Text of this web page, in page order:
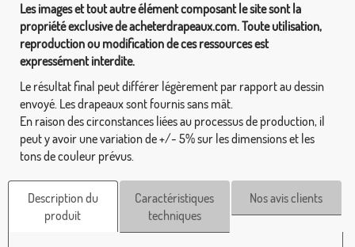
Les images et tout autre élément composant le site sont la
propriété exclusive de acheterdrapeaux.com. Toute utilisation,
reproduction ou modification de ces ressources est
expressément interdite.
Le résultat final peut différer légèrement par rapport au dessin
envoyé. Les drapeaux sont fournis sans mât.
En raison des circonstances liées au processus de production, il
peut y avoir une variation de +/- 5% sur les dimensions et les
tons de couleur prévus.
Description du
produit
Caractéristiques
techniques
Nos avis clients